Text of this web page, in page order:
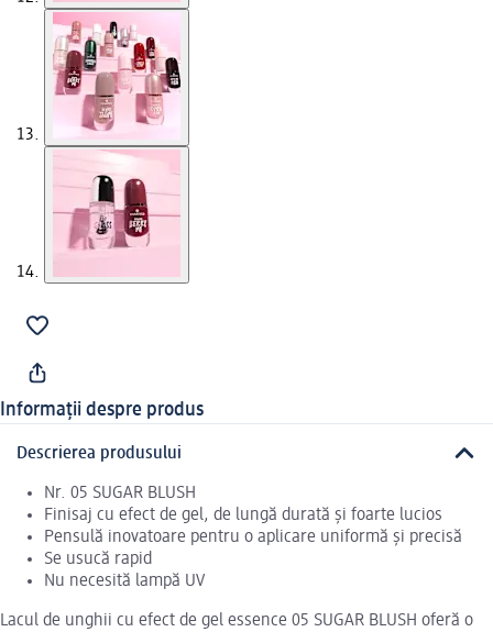
Informații despre produs
Descrierea produsului
Nr. 05 SUGAR BLUSH
Finisaj cu efect de gel, de lungă durată și foarte lucios
Pensulă inovatoare pentru o aplicare uniformă și precisă
Se usucă rapid
Nu necesită lampă UV
Lacul de unghii cu efect de gel essence 05 SUGAR BLUSH oferă o